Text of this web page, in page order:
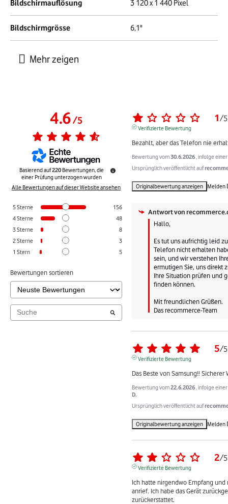
Bildschirmauflösung 3 120 x 1 440 Pixel
Bildschirmgrösse 6,1"
4.6/5
Basierend auf220 Bewertungen, die
einer Prüfung unterzogen wurden
Alle Bewertungen auf dieser Website ansehen
5Sterne
156
4Sterne
48
3Sterne
8
2Sterne
3
1 Stern 5
Bewertungen sortieren
1/5
Verifizierte Bewertung
Bezahlt, aber das Telefon nie
Bewertung vom30.6.2026 , infolge
Ursprünglich veröffentlicht auf
Originalbewertung anzeigen Melden
Antwort von
Hallo,
Es tut uns aufrichtig leid
Telefon nicht erhalten
sein, und wir verstehen
ermutigen Sie, uns direkt
Ihre Situation prüfen und
finden können.
Mit freundlichen Grüßen.
Das recommerce-Team
5/5
Verifizierte Bewertung
Das Beste von Samsung!!
Bewertung vom22.6.2026 , infolge
D.
Ursprünglich veröffentlicht auf
Originalbewertung anzeigen Melden
2/5
Verifizierte Bewertung
Ich hatte nirgendwo Empfang
anrief. Ich habe das Gerät
zurückerstattet.